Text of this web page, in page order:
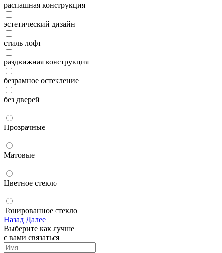
распашная конструкция
эстетический дизайн
стиль лофт
раздвижная конструкция
безрамное остекление
без дверей
Прозрачные
Матовые
Цветное стекло
Тонированное стекло
Назад Далее
Выберите как лучше
с вами связаться